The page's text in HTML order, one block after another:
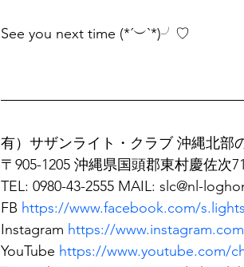
See you next time (*´︶`*)╯♡
有）サザンライト・クラブ 沖縄北部
〒905-1205 沖縄県国頭郡東村慶佐次
TEL: 0980-43-2555 MAIL: slc@nl-
FB https://www.facebook.com/
Instagram https://
YouTube https://www.youtube.com/